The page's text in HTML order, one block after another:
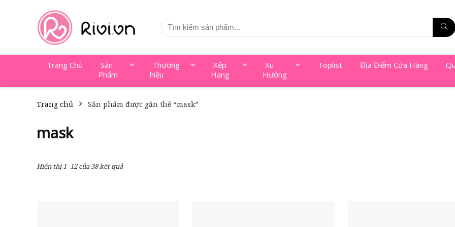
Trang Chủ
Sản
Phẩm
Thương
hiệu
Xếp
Hạng
Xu
Hướng
Toplist Địa Điểm Cửa Hàng
Trang chủ Sản phẩm được gắn thẻ “mask”
mask
Hiển thị 1–12 của 38 kết quả